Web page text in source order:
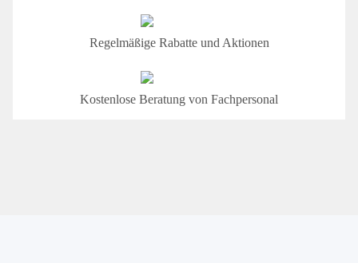
Regelmäßige Rabatte und Aktionen
Kostenlose Beratung von Fachpersonal